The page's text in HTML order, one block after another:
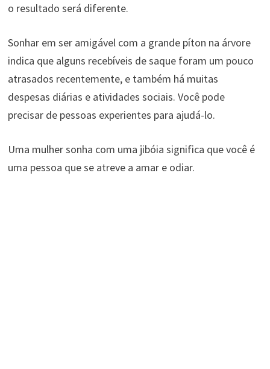
o resultado será diferente.
Sonhar em ser amigável com a grande píton na árvore
indica que alguns recebíveis de saque foram um pouco
atrasados ​​recentemente, e também há muitas
despesas diárias e atividades sociais. Você pode
precisar de pessoas experientes para ajudá-lo.
Uma mulher sonha com uma jibóia significa que você é
uma pessoa que se atreve a amar e odiar.